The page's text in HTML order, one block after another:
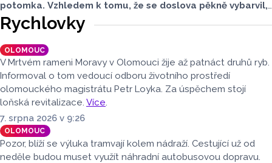
potomka. Vzhledem k tomu, že se doslova pěkně vybarvil,
je téměř jisté, že se jedná o samce. Samice totiž bývají
hnědé, případně hnědošedé, zato samci se pyšní bílým
zbarvením hlavy.
Rychlovky
OLOMOUC
V Mrtvém rameni Moravy v Olomouci žije až patnáct druhů ryb.
Informoval o tom vedoucí odboru životního prostředí
olomouckého magistrátu Petr Loyka. Za úspěchem stojí
loňská revitalizace. Více.
7. srpna 2026 v 9:26
OLOMOUC
Pozor, blíží se výluka tramvají kolem nádraží. Cestující už od
neděle budou muset využít náhradní autobusovou dopravu.